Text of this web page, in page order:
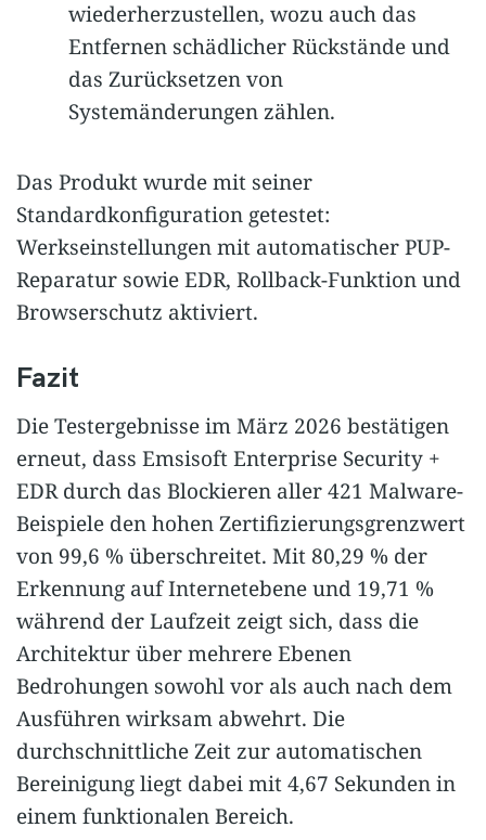
wiederherzustellen, wozu auch das
Entfernen schädlicher Rückstände und
das Zurücksetzen von
Systemänderungen zählen.
Das Produkt wurde mit seiner
Standardkonfiguration getestet:
Werkseinstellungen mit automatischer PUP-
Reparatur sowie EDR, Rollback-Funktion und
Browserschutz aktiviert.
Fazit
Die Testergebnisse im März 2026 bestätigen
erneut, dass Emsisoft Enterprise Security +
EDR durch das Blockieren aller 421 Malware-
Beispiele den hohen Zertifizierungsgrenzwert
von 99,6 % überschreitet. Mit 80,29 % der
Erkennung auf Internetebene und 19,71 %
während der Laufzeit zeigt sich, dass die
Architektur über mehrere Ebenen
Bedrohungen sowohl vor als auch nach dem
Ausführen wirksam abwehrt. Die
durchschnittliche Zeit zur automatischen
Bereinigung liegt dabei mit 4,67 Sekunden in
einem funktionalen Bereich.